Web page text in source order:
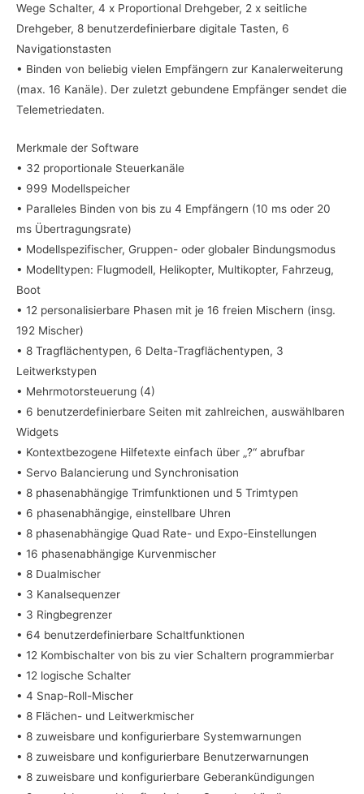
Wege Schalter, 4 x Proportional Drehgeber, 2 x seitliche
Drehgeber, 8 benutzerdefinierbare digitale Tasten, 6
Navigationstasten
• Binden von beliebig vielen Empfängern zur Kanalerweiterung
(max. 16 Kanäle). Der zuletzt gebundene Empfänger sendet die
Telemetriedaten.
Merkmale der Software
• 32 proportionale Steuerkanäle
• 999 Modellspeicher
• Paralleles Binden von bis zu 4 Empfängern (10 ms oder 20
ms Übertragungsrate)
• Modellspezifischer, Gruppen- oder globaler Bindungsmodus
• Modelltypen: Flugmodell, Helikopter, Multikopter, Fahrzeug,
Boot
• 12 personalisierbare Phasen mit je 16 freien Mischern (insg.
192 Mischer)
• 8 Tragflächentypen, 6 Delta-Tragflächentypen, 3
Leitwerkstypen
• Mehrmotorsteuerung (4)
• 6 benutzerdefinierbare Seiten mit zahlreichen, auswählbaren
Widgets
• Kontextbezogene Hilfetexte einfach über „?“ abrufbar
• Servo Balancierung und Synchronisation
• 8 phasenabhängige Trimfunktionen und 5 Trimtypen
• 6 phasenabhängige, einstellbare Uhren
• 8 phasenabhängige Quad Rate- und Expo-Einstellungen
• 16 phasenabhängige Kurvenmischer
• 8 Dualmischer
• 3 Kanalsequenzer
• 3 Ringbegrenzer
• 64 benutzerdefinierbare Schaltfunktionen
• 12 Kombischalter von bis zu vier Schaltern programmierbar
• 12 logische Schalter
• 4 Snap-Roll-Mischer
• 8 Flächen- und Leitwerkmischer
• 8 zuweisbare und konfigurierbare Systemwarnungen
• 8 zuweisbare und konfigurierbare Benutzerwarnungen
• 8 zuweisbare und konfigurierbare Geberankündigungen